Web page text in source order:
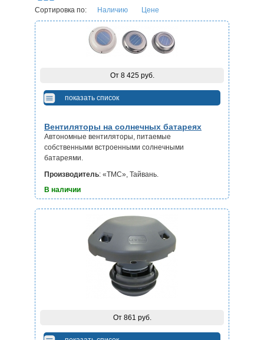
Сортировка по:
Наличию Цене
Вентиляторы на солнечных батареях
Автономные вентиляторы, питаемые
собственными встроенными солнечными
батареями.
Производитель: «ТМС», Тайвань.
В наличии
От 8 425 руб.
показать список
От 861 руб.